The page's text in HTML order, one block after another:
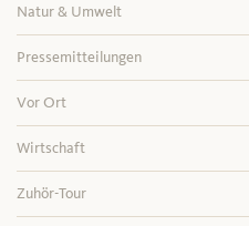
Natur & Umwelt
Pressemitteilungen
Vor Ort
Wirtschaft
Zuhör-Tour